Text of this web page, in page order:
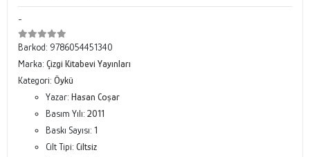
-
Barkod: 9786054451340
Marka: Çizgi Kitabevi Yayınları
Kategori: Öykü
Yazar: Hasan Coşar
Basım Yılı: 2011
Baskı Sayısı: 1
Cilt Tipi: Ciltsiz